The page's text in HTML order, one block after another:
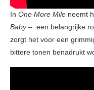
In One More Mile neemt
Baby – een belangrijke
zorgt het voor een
bittere tonen benadrukt